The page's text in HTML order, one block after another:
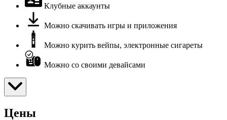
Клубные аккаунты
Можно скачивать игры и приложения
Можно курить вейпы, электронные сигареты
Можно со своими девайсами
Цены